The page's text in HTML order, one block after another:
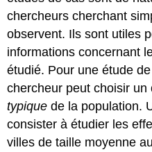
chercheurs cherchant
observent. Ils sont utiles
informations concernant
étudié. Pour une étude
chercheur peut choisir
typique de la population.
consister à étudier les
villes de taille moyenne